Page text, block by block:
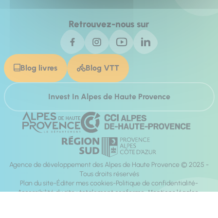
Retrouvez-nous sur
Blog livres Blog VTT
Invest In Alpes de Haute Provence
Agence de développement des Alpes de Haute Provence © 2025 -
Tous droits réservés
Plan du site Éditer mes cookies Politique de confidentialité
Accessibilité du site : totalement conforme Mentions légales